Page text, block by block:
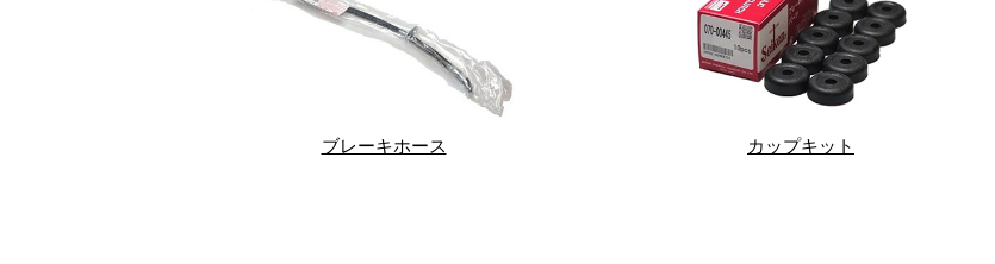
ブレーキホース カップキット